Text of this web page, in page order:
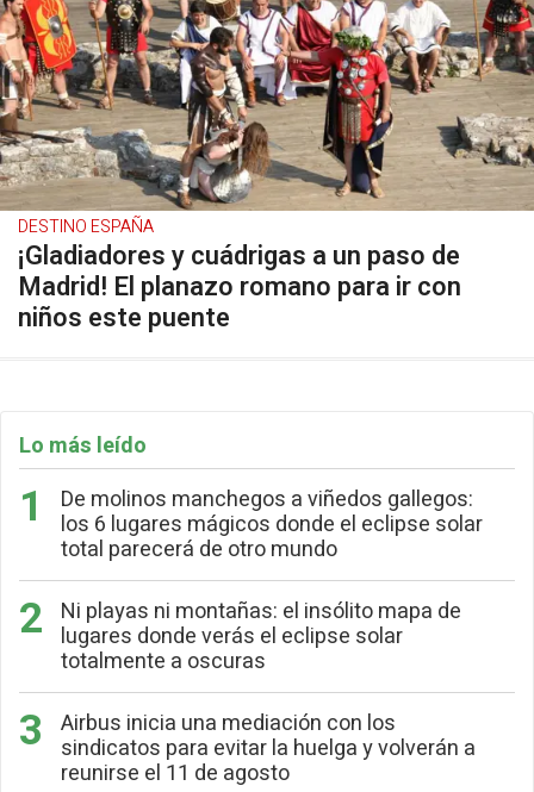
DESTINO ESPAÑA
¡Gladiadores y cuádrigas a un paso de
Madrid! El planazo romano para ir con
niños este puente
Lo más leído
De molinos manchegos a viñedos gallegos:
los 6 lugares mágicos donde el eclipse solar
total parecerá de otro mundo
Ni playas ni montañas: el insólito mapa de
lugares donde verás el eclipse solar
totalmente a oscuras
Airbus inicia una mediación con los
sindicatos para evitar la huelga y volverán a
reunirse el 11 de agosto